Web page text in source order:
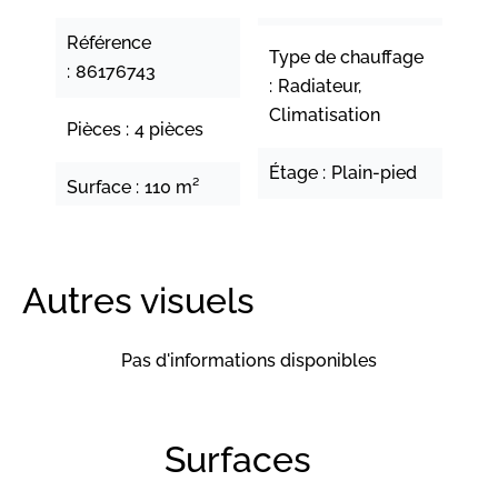
Référence
86176743
Pièces 4 pièces
Surface 110 m²
Type de chauffage
Radiateur,
Climatisation
Étage Plain-pied
Autres visuels
Pas d'informations disponibles
Surfaces